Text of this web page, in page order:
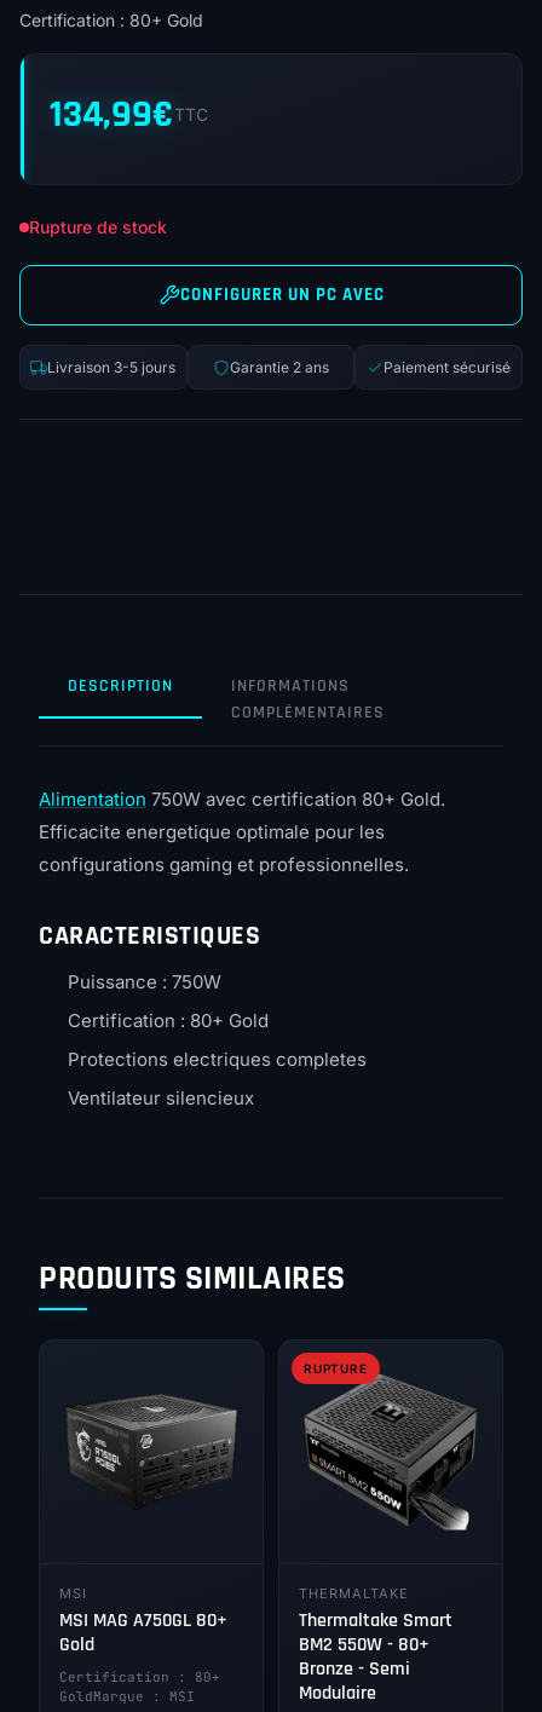
Certification : 80+ Gold
134,99€TTC
Rupture de stock
CONFIGURER UN PC AVEC
Livraison 3-5 jours Garantie 2 ans Paiement sécurisé
DESCRIPTION
INFORMATIONS
COMPLÉMENTAIRES
Alimentation 750W avec certification 80+ Gold.
Efficacite energetique optimale pour les
configurations gaming et professionnelles.
CARACTERISTIQUES
Puissance : 750W
Certification : 80+ Gold
Protections electriques completes
Ventilateur silencieux
PRODUITS SIMILAIRES
MSI
MSI MAG A750GL 80+
Gold
Certification : 80+
GoldMarque : MSI
RUPTURE
THERMALTAKE
Thermaltake Smart
BM2 550W - 80+
Bronze - Semi
Modulaire